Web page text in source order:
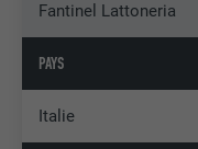
Fantinel Lattoneria
PAYS
Italie